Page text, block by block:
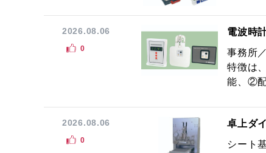
2026.08.06
電波時
事務所
特徴は
能、②
0
2026.08.06
卓上ダ
シート
0